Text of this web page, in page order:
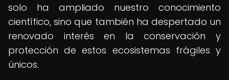
solo ha ampliado nuestro conocimiento
científico, sino que también ha despertado un
renovado interés en la conservación y
protección de estos ecosistemas frágiles y
únicos.